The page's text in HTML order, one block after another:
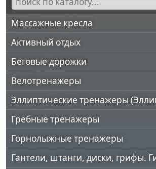
Массажные кресла
Активный отдых
Беговые дорожки
Велотренажеры
Эллиптические тренажеры
Гребные тренажеры
Горнолыжные тренажеры
Гантели, штанги, диски, грифы.